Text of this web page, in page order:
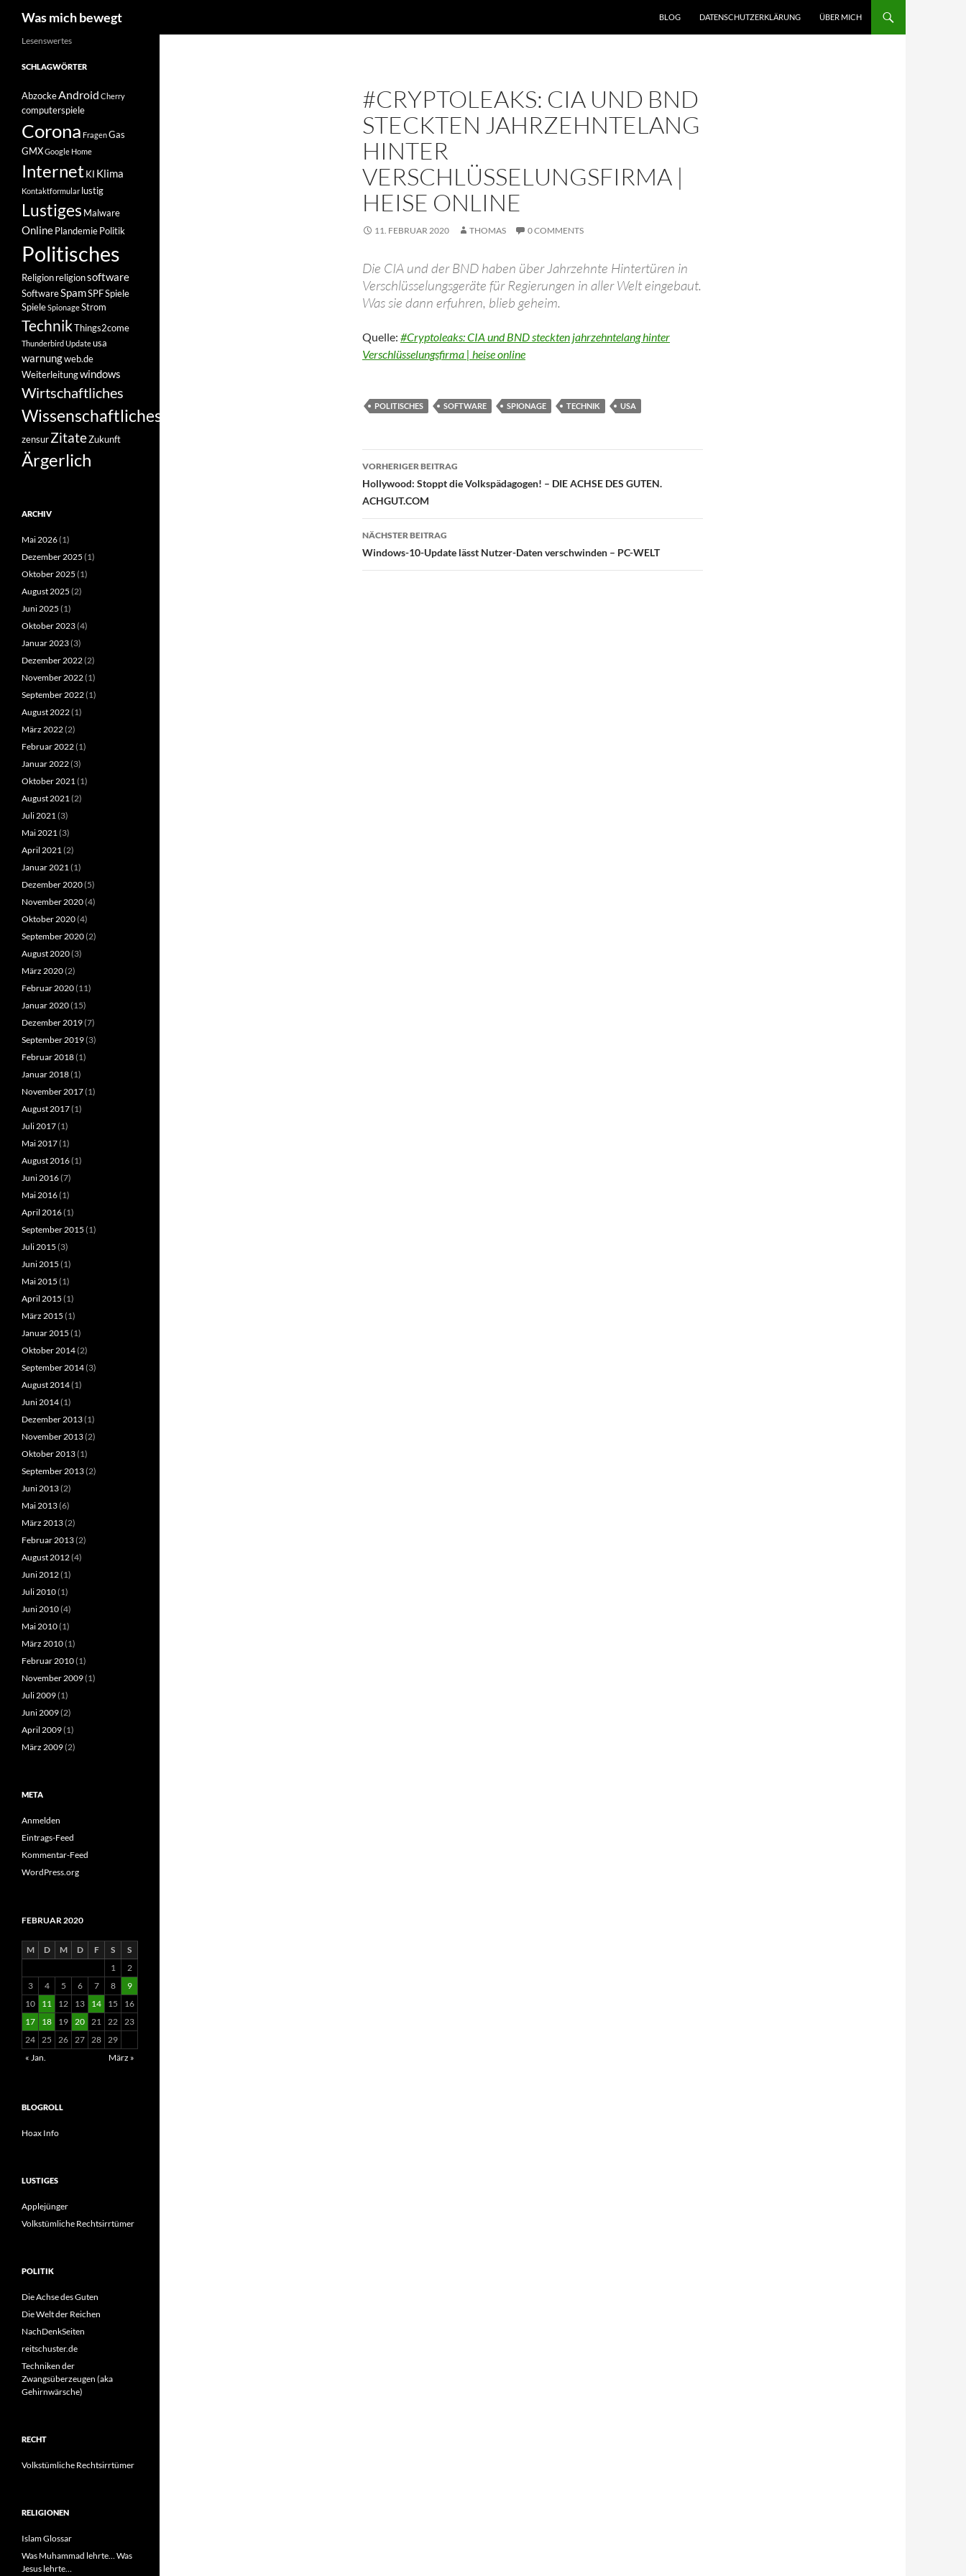
Was mich bewegt BLOG DATENSCHUTZERKLÄRUNG ÜBER MICH
#CRYPTOLEAKS: CIA UND BND
STECKTEN JAHRZEHNTELANG
HINTER
VERSCHLÜSSELUNGSFIRMA |
HEISE ONLINE
11. FEBRUAR 2020 THOMAS 0 COMMENTS
Die CIA und der BND haben über Jahrzehnte Hintertüren in
Verschlüsselungsgeräte für Regierungen in aller Welt eingebaut.
Was sie dann erfuhren, blieb geheim.
Quelle: #Cryptoleaks: CIA und BND steckten jahrzehntelang hinter
Verschlüsselungsfirma | heise online
POLITISCHES SOFTWARE SPIONAGE TECHNIK USA
Beitragsnavigation
VORHERIGER BEITRAG
Hollywood: Stoppt die Volkspädagogen! – DIE ACHSE DES GUTEN.
ACHGUT.COM
NÄCHSTER BEITRAG
Windows-10-Update lässt Nutzer-Daten verschwinden – PC-WELT
Lesenswertes
SCHLAGWÖRTER
AbzockeAndroid Cherry
computerspiele
Corona FragenGas
GMXGoogle Home
InternetKI Klima
Kontaktformular lustig
Lustiges Malware
OnlinePlandemiePolitik
Politisches
Religionreligionsoftware
SoftwareSpamSPFSpiele
SpieleSpionageStrom
TechnikThings2come
ThunderbirdUpdateusa
warnungweb.de
Weiterleitungwindows
Wirtschaftliches
Wissenschaftliches
zensurZitateZukunft
Ärgerlich
ARCHIV
Mai 2026(1)
Dezember 2025 (1)
Oktober 2025 (1)
August 2025 (2)
Juni 2025 (1)
Oktober 2023(4)
Januar 2023(3)
Dezember 2022(2)
November 2022(1)
September 2022(1)
August 2022(1)
März 2022(2)
Februar 2022(1)
Januar 2022(3)
Oktober 2021(1)
August 2021(2)
Juli 2021(3)
Mai 2021(3)
April 2021(2)
Januar 2021(1)
Dezember 2020(5)
November 2020(4)
Oktober 2020(4)
September 2020(2)
August 2020(3)
März 2020(2)
Februar 2020(11)
Januar 2020(15)
Dezember 2019(7)
September 2019(3)
Februar 2018(1)
Januar 2018(1)
November 2017(1)
August 2017(1)
Juli 2017(1)
Mai 2017(1)
August 2016(1)
Juni 2016(7)
Mai 2016(1)
April 2016(1)
September 2015 (1)
Juli 2015 (3)
Juni 2015 (1)
Mai 2015 (1)
April 2015 (1)
März 2015 (1)
Januar 2015 (1)
Oktober 2014(2)
September 2014(3)
August 2014(1)
Juni 2014(1)
Dezember 2013(1)
November 2013(2)
Oktober 2013(1)
September 2013(2)
Juni 2013(2)
Mai 2013(6)
März 2013(2)
Februar 2013(2)
August 2012(4)
Juni 2012(1)
Juli 2010(1)
Juni 2010(4)
Mai 2010(1)
März 2010(1)
Februar 2010(1)
November 2009(1)
Juli 2009(1)
Juni 2009(2)
April 2009(1)
März 2009(2)
META
Anmelden
Eintrags-Feed
Kommentar-Feed
WordPress.org
FEBRUAR 2020
M D M D F S
S
1
2
3
4 5 6 7 8
9
10
11 12 13 14 15
16
17
18 19 20 21 22 23
24 25 26 27 28 29
« Jan.
März »
BLOGROLL
Hoax Info
LUSTIGES
Applejünger
Volkstümliche Rechtsirrtümer
POLITIK
Die Achse des Guten
Die Welt der Reichen
NachDenkSeiten
reitschuster.de
Techniken der
Zwangsüberzeugen (aka
Gehirnwärsche)
RECHT
Volkstümliche Rechtsirrtümer
RELIGIONEN
Islam Glossar
Was Muhammad lehrte… Was
Jesus lehrte…